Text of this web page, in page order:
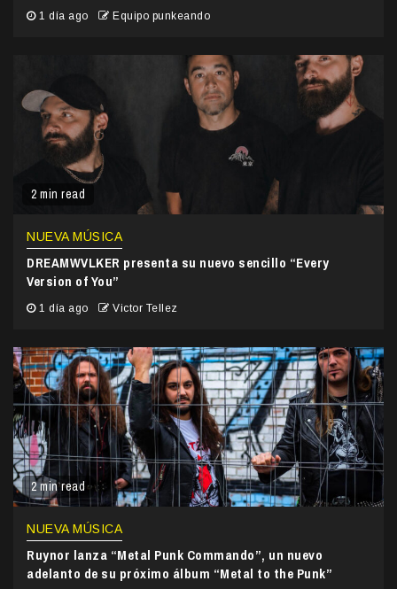
1 día ago Equipo punkeando
2 min read
NUEVA MÚSICA
DREAMWVLKER presenta su nuevo sencillo “Every
Version of You”
1 día ago Victor Tellez
2 min read
NUEVA MÚSICA
Ruynor lanza “Metal Punk Commando”, un nuevo
adelanto de su próximo álbum “Metal to the Punk”